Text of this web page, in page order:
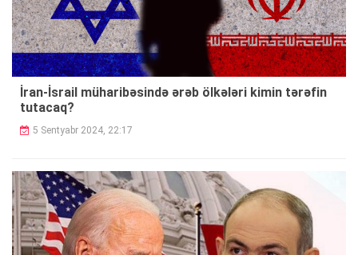
İran-İsrail müharibəsində ərəb ölkələri kimin tərəfin
tutacaq?
5 Sentyabr 2024, 22:17